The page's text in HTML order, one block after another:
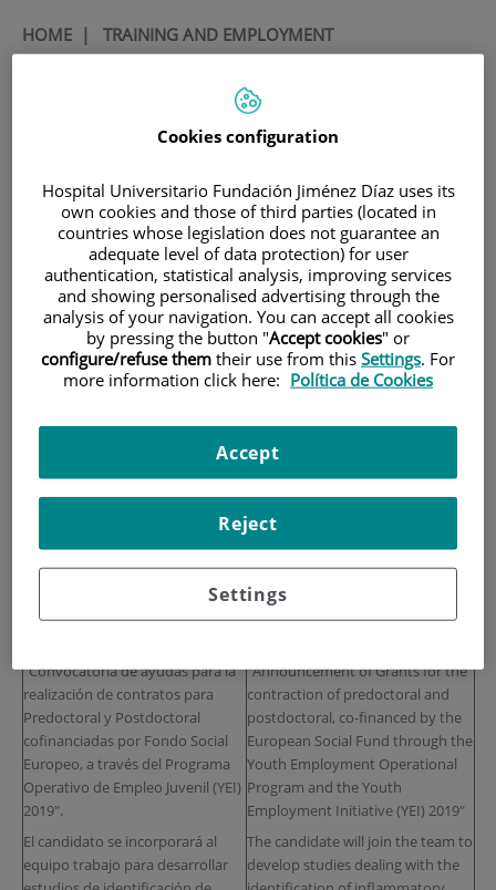
HOME| TRAINING AND EMPLOYMENT
CONVOCATORIA PARA CONTRATO ASOCIADO A
PEJD-2019-PRE/BMD-17007. CONTRATO PREDOCTORAL
CONVOCATORIA para
contrato asociado a PEJD-
2019-PRE/BMD-17007.
Contrato predoctoral
Título
Title
Investigadores Predoctorales
Predoctoral Researcher
Descripción de la oferta
Offer description
El Laboratorio de Nefrología e
Hipertensión del Instituto de
Jiménez Díaz (Grupo del Dr AM.
Ramos) buscaCANDIDATOSpara
un
expedientePEJD-2019-PRE/BMD-
"Convocatoria de ayudas para la
realización de contratos para
Predoctoral y Postdoctoral
cofinanciadas por Fondo Social
Europeo, a través del Programa
Operativo de Empleo Juvenil (YEI)
2019".
El candidato se incorporará al
equipo trabajo para desarrollar
The Nephrology and
Hypertension Laboratory of the
Research Institute (Dr AM Ramos’
group) seeks qualified
Predoctoral Contract
linked to filePEJD-2019-PRE/BMD-
"Announcement of Grants for the
contraction of predoctoral and
postdoctoral, co-financed by the
European Social Fund through the
Youth Employment Operational
Program and the Youth
Employment Initiative (YEI) 2019"
The candidate will join the team to
develop studies dealing with the
Cookies configuration
Hospital Universitario Fundación Jiménez Díaz uses its
own cookies and those of third parties (located in
countries whose legislation does not guarantee an
adequate level of data protection) for user
authentication, statistical analysis, improving services
and showing personalised advertising through the
analysis of your navigation. You can accept all cookies
by pressing the button "Accept cookies" or
configure/refuse them their use from this Settings. For
more information click here: Política de Cookies
Settings
Reject
Accept